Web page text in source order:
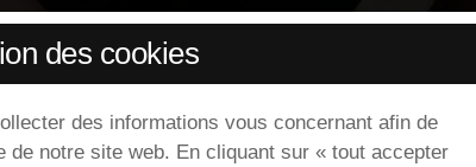
des cookies
des informations vous concernant afin de
de notre site web. En cliquant sur « tout accepter